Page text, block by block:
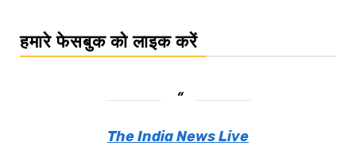
हमारे फेसबुक को लाइक करें
The India News Live